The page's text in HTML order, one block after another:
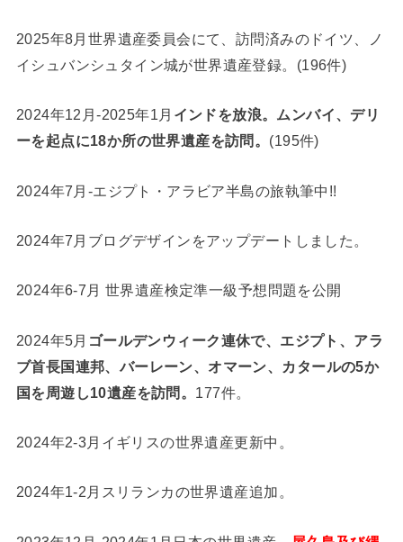
2025年8月世界遺産委員会にて、訪問済みのドイツ、ノ
イシュバンシュタイン城が世界遺産登録。(196件)
2024年12月-2025年1月 インドを放浪。ムンバイ、デリ
ーを起点に18か所の世界遺産を訪問。 (195件)
2024年7月-エジプト・アラビア半島の旅執筆中!!
2024年7月ブログデザインをアップデートしました。
2024年6-7月 世界遺産検定準一級予想問題を公開
2024年5月 ゴールデンウィーク連休で、エジプト、アラ
ブ首長国連邦、バーレーン、オマーン、カタールの5か
国を周遊し10遺産を訪問。 177件。
2024年2-3月イギリスの世界遺産更新中。
2024年1-2月スリランカの世界遺産追加。